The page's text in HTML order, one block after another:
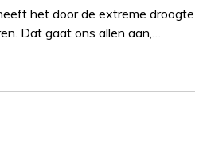
het door de extreme droogte
Dat gaat ons allen aan,…